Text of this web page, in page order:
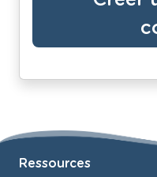
Ressources